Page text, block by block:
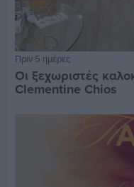
Πριν 5 ημέρες
Οι ξεχωριστές
Clementine Chios